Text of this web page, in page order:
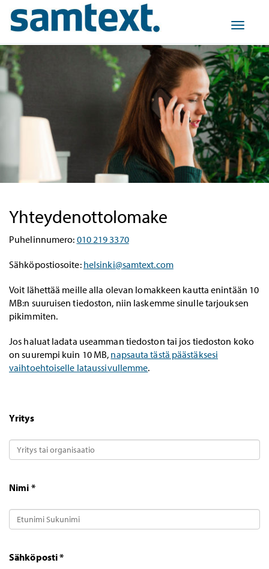
Toggle
Yhteydenottolomake
Puhelinnumero: 010 219 3370
Sähköpostiosoite: helsinki@samtext.com
Voit lähettää meille alla olevan lomakkeen kautta enintään 10
MB:n suuruisen tiedoston, niin laskemme sinulle tarjouksen
pikimmiten.
Jos haluat ladata useamman tiedoston tai jos tiedoston koko
on suurempi kuin 10 MB, napsauta tästä päästäksesi
vaihtoehtoiselle lataussivullemme.
Yritys
Nimi *
Sähköposti *